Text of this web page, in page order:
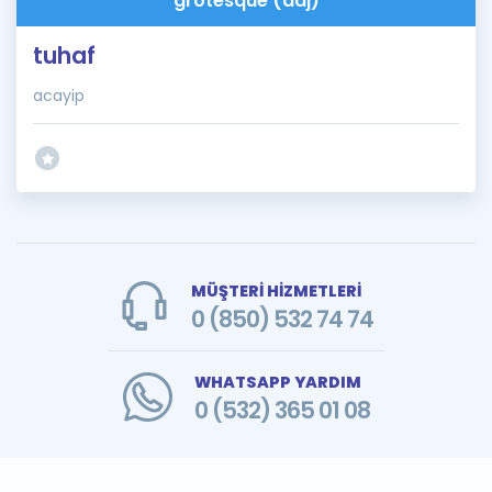
tuhaf
acayip
MÜŞTERİ HİZMETLERİ
0 (850) 532 74 74
WHATSAPP YARDIM
0 (532) 365 01 08